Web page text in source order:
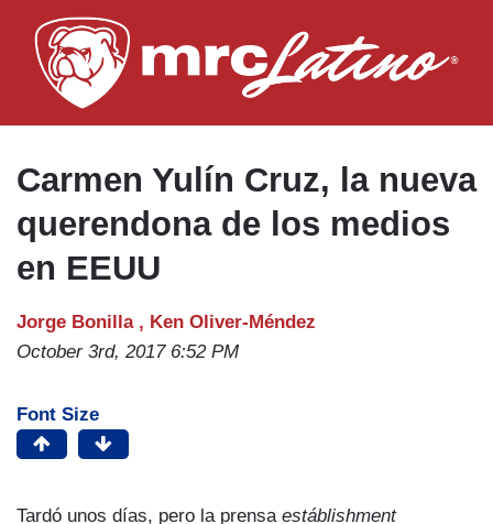
to
main
Carmen Yulín Cruz, la nueva
querendona de los medios
en EEUU
Jorge Bonilla , Ken Oliver-Méndez
October 3rd, 2017 6:52 PM
Font Size
Tardó unos días, pero la prensa estáblishment